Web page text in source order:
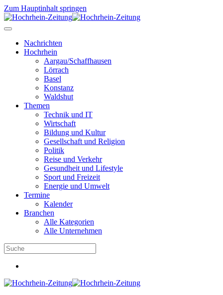
Zum Hauptinhalt springen
Nachrichten
Hochrhein
Aargau/Schaffhausen
Lörrach
Basel
Konstanz
Waldshut
Themen
Technik und IT
Wirtschaft
Bildung und Kultur
Gesellschaft und Religion
Politik
Reise und Verkehr
Gesundheit und Lifestyle
Sport und Freizeit
Energie und Umwelt
Termine
Kalender
Branchen
Alle Kategorien
Alle Unternehmen